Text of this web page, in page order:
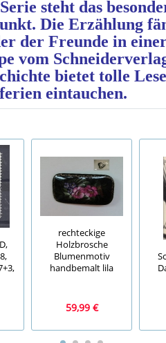
steht das
Die Erzählung
der Freunde in
vom
bietet tolle
eintauchen.
rechteckige
Holzbrosche
Blumenmotiv
handbemalt lila
59,99 €